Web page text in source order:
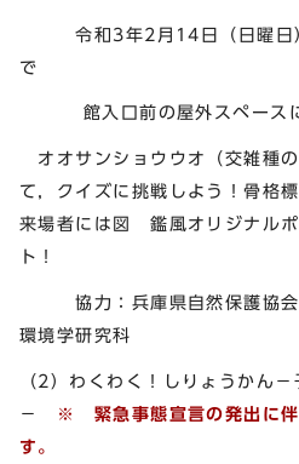
令和3年2月14日（日曜日）
で
館入口前の屋外スペースに
オオサンショウウオ（交雑種
て，クイズに挑戦しよう！骨格
来場者には図 鑑風オリジナル
ト！
協力：兵庫県自然保護協会
環境学研究科
（2）わくわく！しりょうかん
－
※ 緊急事態宣言の発出に伴
す。